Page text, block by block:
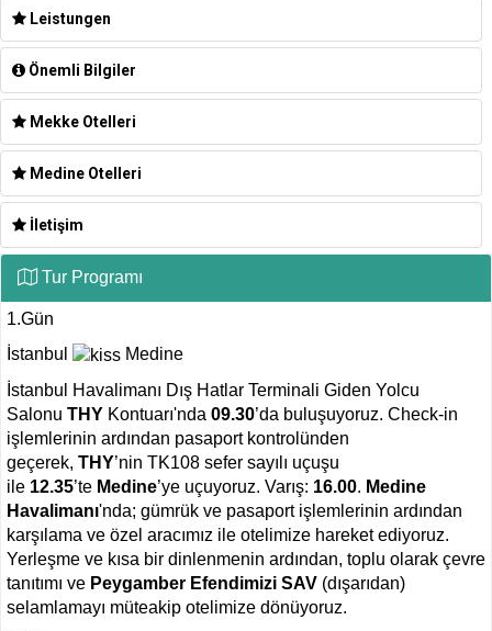
Leistungen
Önemli Bilgiler
Mekke Otelleri
Medine Otelleri
İletişim
Tur Programı
1.Gün
İstanbul
Medine
İstanbul Havalimanı Dış Hatlar Terminali Giden Yolcu
Salonu THY Kontuarı'nda 09.30’da buluşuyoruz. Check-in
işlemlerinin ardından pasaport kontrolünden
geçerek, THY’nin TK108 sefer sayılı uçuşu
ile 12.35’te Medine’ye uçuyoruz. Varış: 16.00. Medine
Havalimanı'nda; gümrük ve pasaport işlemlerinin ardından
karşılama ve özel aracımız ile otelimize hareket ediyoruz.
Yerleşme ve kısa bir dinlenmenin ardından, toplu olarak çevre
tanıtımı ve Peygamber Efendimizi SAV (dışarıdan)
selamlamayı müteakip otelimize dönüyoruz.